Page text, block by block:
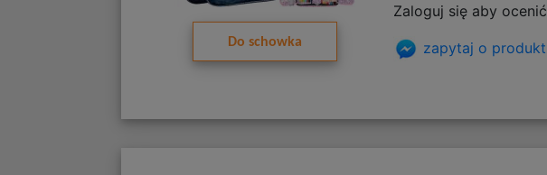
Do schowka
Zaloguj się aby ocenić
zapytaj o produkt